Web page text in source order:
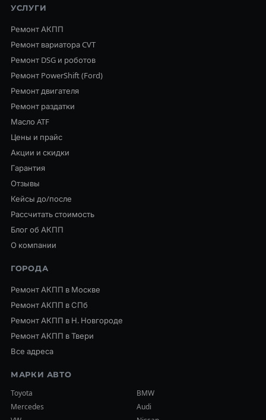
УСЛУГИ
Ремонт АКПП
Ремонт вариатора CVT
Ремонт DSG и роботов
Ремонт PowerShift (Ford)
Ремонт двигателя
Ремонт раздатки
Масло ATF
Цены и прайс
Акции и скидки
Гарантия
Отзывы
Кейсы до/после
Рассчитать стоимость
Блог об АКПП
О компании
ГОРОДА
Ремонт АКПП в Москве
Ремонт АКПП в СПб
Ремонт АКПП в Н. Новгороде
Ремонт АКПП в Твери
Все адреса
МАРКИ АВТО
Toyota
BMW
Mercedes
Audi